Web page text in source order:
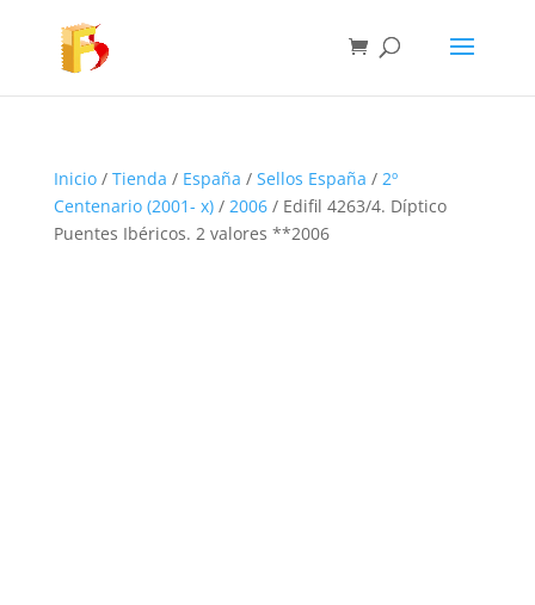
Inicio/ Tienda / España / Sellos España / 2º
Centenario (2001- x)/ 2006/ Edifil 4263/4. Díptico
Puentes Ibéricos. 2 valores **2006